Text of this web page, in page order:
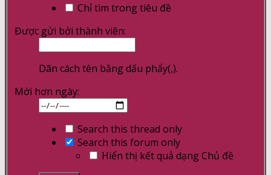
Chỉ tìm trong tiêu đề
Được gửi bởi thành viên:
Dãn cách tên bằng dấu phẩy(,).
Mới hơn ngày:
Search this thread only
Search this forum only
Hiển thị kết quả dạng Chủ đề